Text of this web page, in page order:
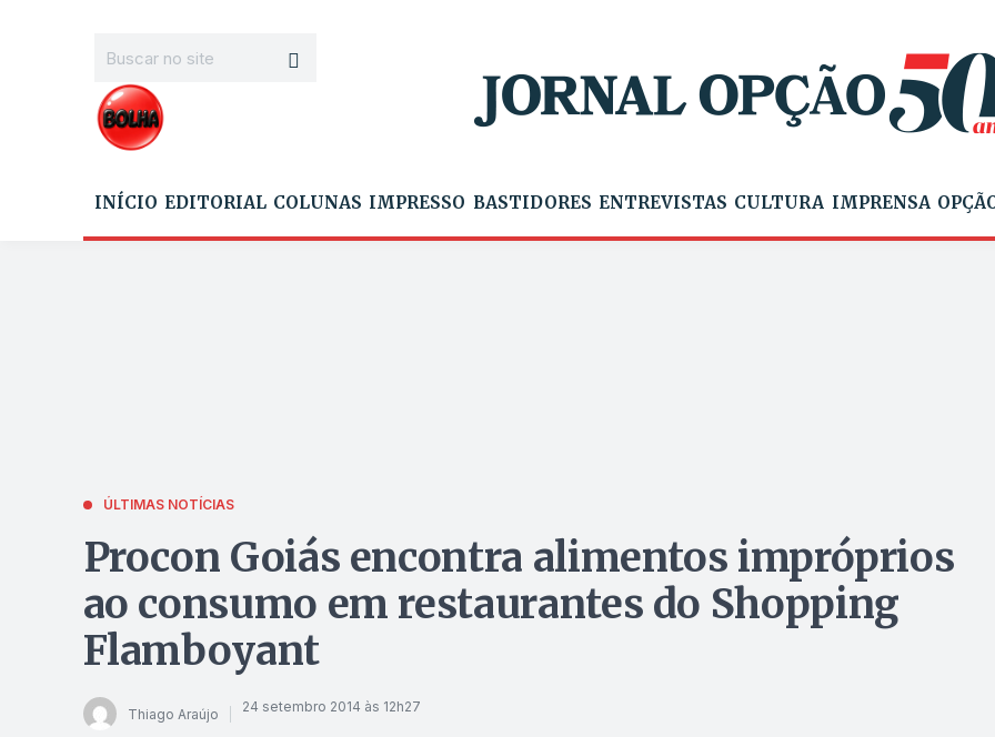
INÍCIO EDITORIAL COLUNAS IMPRESSO BASTIDORES ENTREVISTAS CULTURA IMPRENSA
ÚLTIMAS NOTÍCIAS
Procon Goiás encontra alimentos impróprios
ao consumo em restaurantes do Shopping
Flamboyant
Thiago Araújo 24 setembro 2014 às 12h27